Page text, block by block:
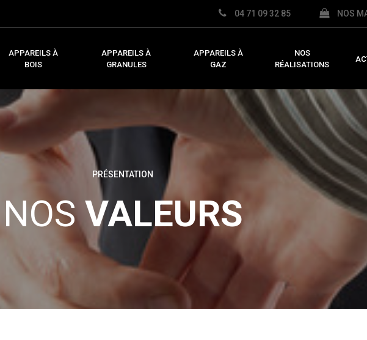
04 71 09 32 85 NOS
APPAREILS À
BOIS
APPAREILS À
GRANULES
APPAREILS À
GAZ
NOS
RÉALISATIONS
PRÉSENTATION
NOSVALEURS